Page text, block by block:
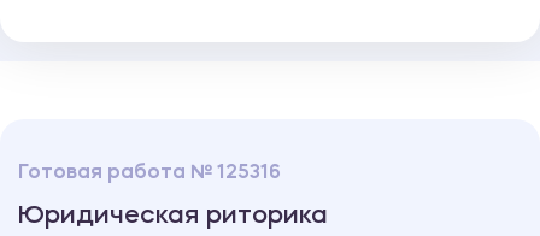
Готовая работа № 125316
Юридическая риторика